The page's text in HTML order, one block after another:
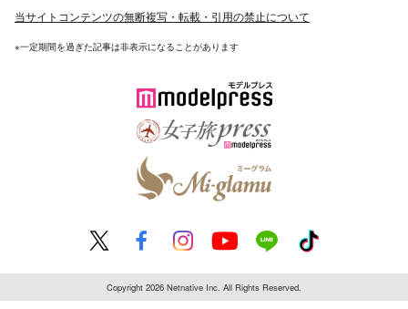
当サイトコンテンツの無断複写・転載・引用の禁止について
※一定期間を過ぎた記事は非表示になることがあります
Copyright 2026 Netnative Inc. All Rights Reserved.